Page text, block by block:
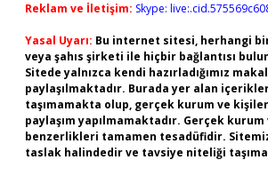
Reklam ve İletişim: Skype:
Yasal Uyarı: Bu internet sitesi, herhangi
veya şahıs şirketi ile hiçbir bağlantısı
Sitede yalnızca kendi hazırladığımız
paylaşılmaktadır. Burada yer alan
taşımamakta olup, gerçek kurum ve
paylaşım yapılmamaktadır. Gerçek
benzerlikleri tamamen tesadüfidir.
taslak halindedir ve tavsiye niteliği